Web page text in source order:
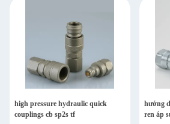
high pressure hydraulic quick
couplings cb sp2s tf
hướng
ren áp